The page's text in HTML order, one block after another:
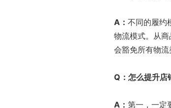
A ： 不同的履约
物流模式。从
会豁免所有物流
Q ：怎么提升店
A ： 第一，一定